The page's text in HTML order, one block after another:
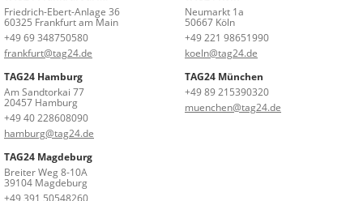
Friedrich-Ebert-Anlage 36
60325 Frankfurt am Main
+49 69 348750580
frankfurt@tag24.de
Neumarkt 1a
50667 Köln
+49 221 98651990
koeln@tag24.de
TAG24 Hamburg
Am Sandtorkai 77
20457 Hamburg
+49 40 228608090
hamburg@tag24.de
TAG24 München
+49 89 215390320
muenchen@tag24.de
TAG24 Magdeburg
Breiter Weg 8-10A
39104 Magdeburg
+49 391 50548260